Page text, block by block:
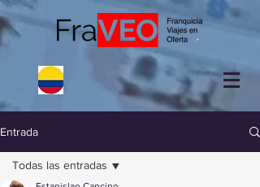
Entrada
Todas las entradas